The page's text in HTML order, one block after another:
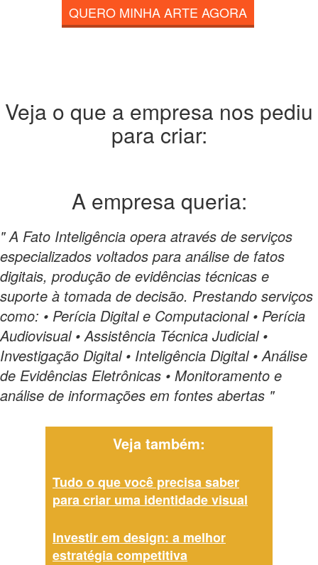
QUERO MINHA ARTE AGORA
Veja o que a empresa nos pediu
para criar:
A empresa queria:
" A Fato Inteligência opera através de serviços
especializados voltados para análise de fatos
digitais, produção de evidências técnicas e
suporte à tomada de decisão. Prestando serviços
como: • Perícia Digital e Computacional • Perícia
Audiovisual • Assistência Técnica Judicial •
Investigação Digital • Inteligência Digital • Análise
de Evidências Eletrônicas • Monitoramento e
análise de informações em fontes abertas "
Veja também:
Tudo o que você precisa saber
para criar uma identidade visual
Investir em design: a melhor
estratégia competitiva